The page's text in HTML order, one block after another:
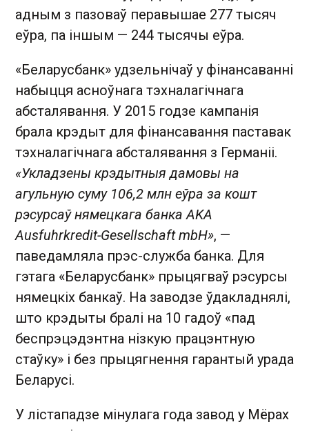
адным з пазоваў перавышае 277 тысяч
еўра, па іншым — 244 тысячы еўра.
«Беларусбанк» удзельнічаў у фінансаванні
набыцця асноўнага тэхналагічнага
абсталявання. У 2015 годзе кампанія
брала крэдыт для фінансавання паставак
тэхналагічнага абсталявання з Германіі.
«Укладзены крэдытныя дамовы на
агульную суму 106,2 млн еўра за кошт
рэсурсаў нямецкага банка AKA
Ausfuhrkredit-Gesellschaft mbH», —
паведамляла прэс-служба банка. Для
гэтага «Беларусбанк» прыцягваў рэсурсы
нямецкіх банкаў. На заводзе ўдакладнялі,
што крэдыты бралі на 10 гадоў «пад
беспрэцэдэнтна нізкую працэнтную
стаўку» і без прыцягнення гарантый урада
Беларусі.
У лістападзе мінулага года завод у Мёрах